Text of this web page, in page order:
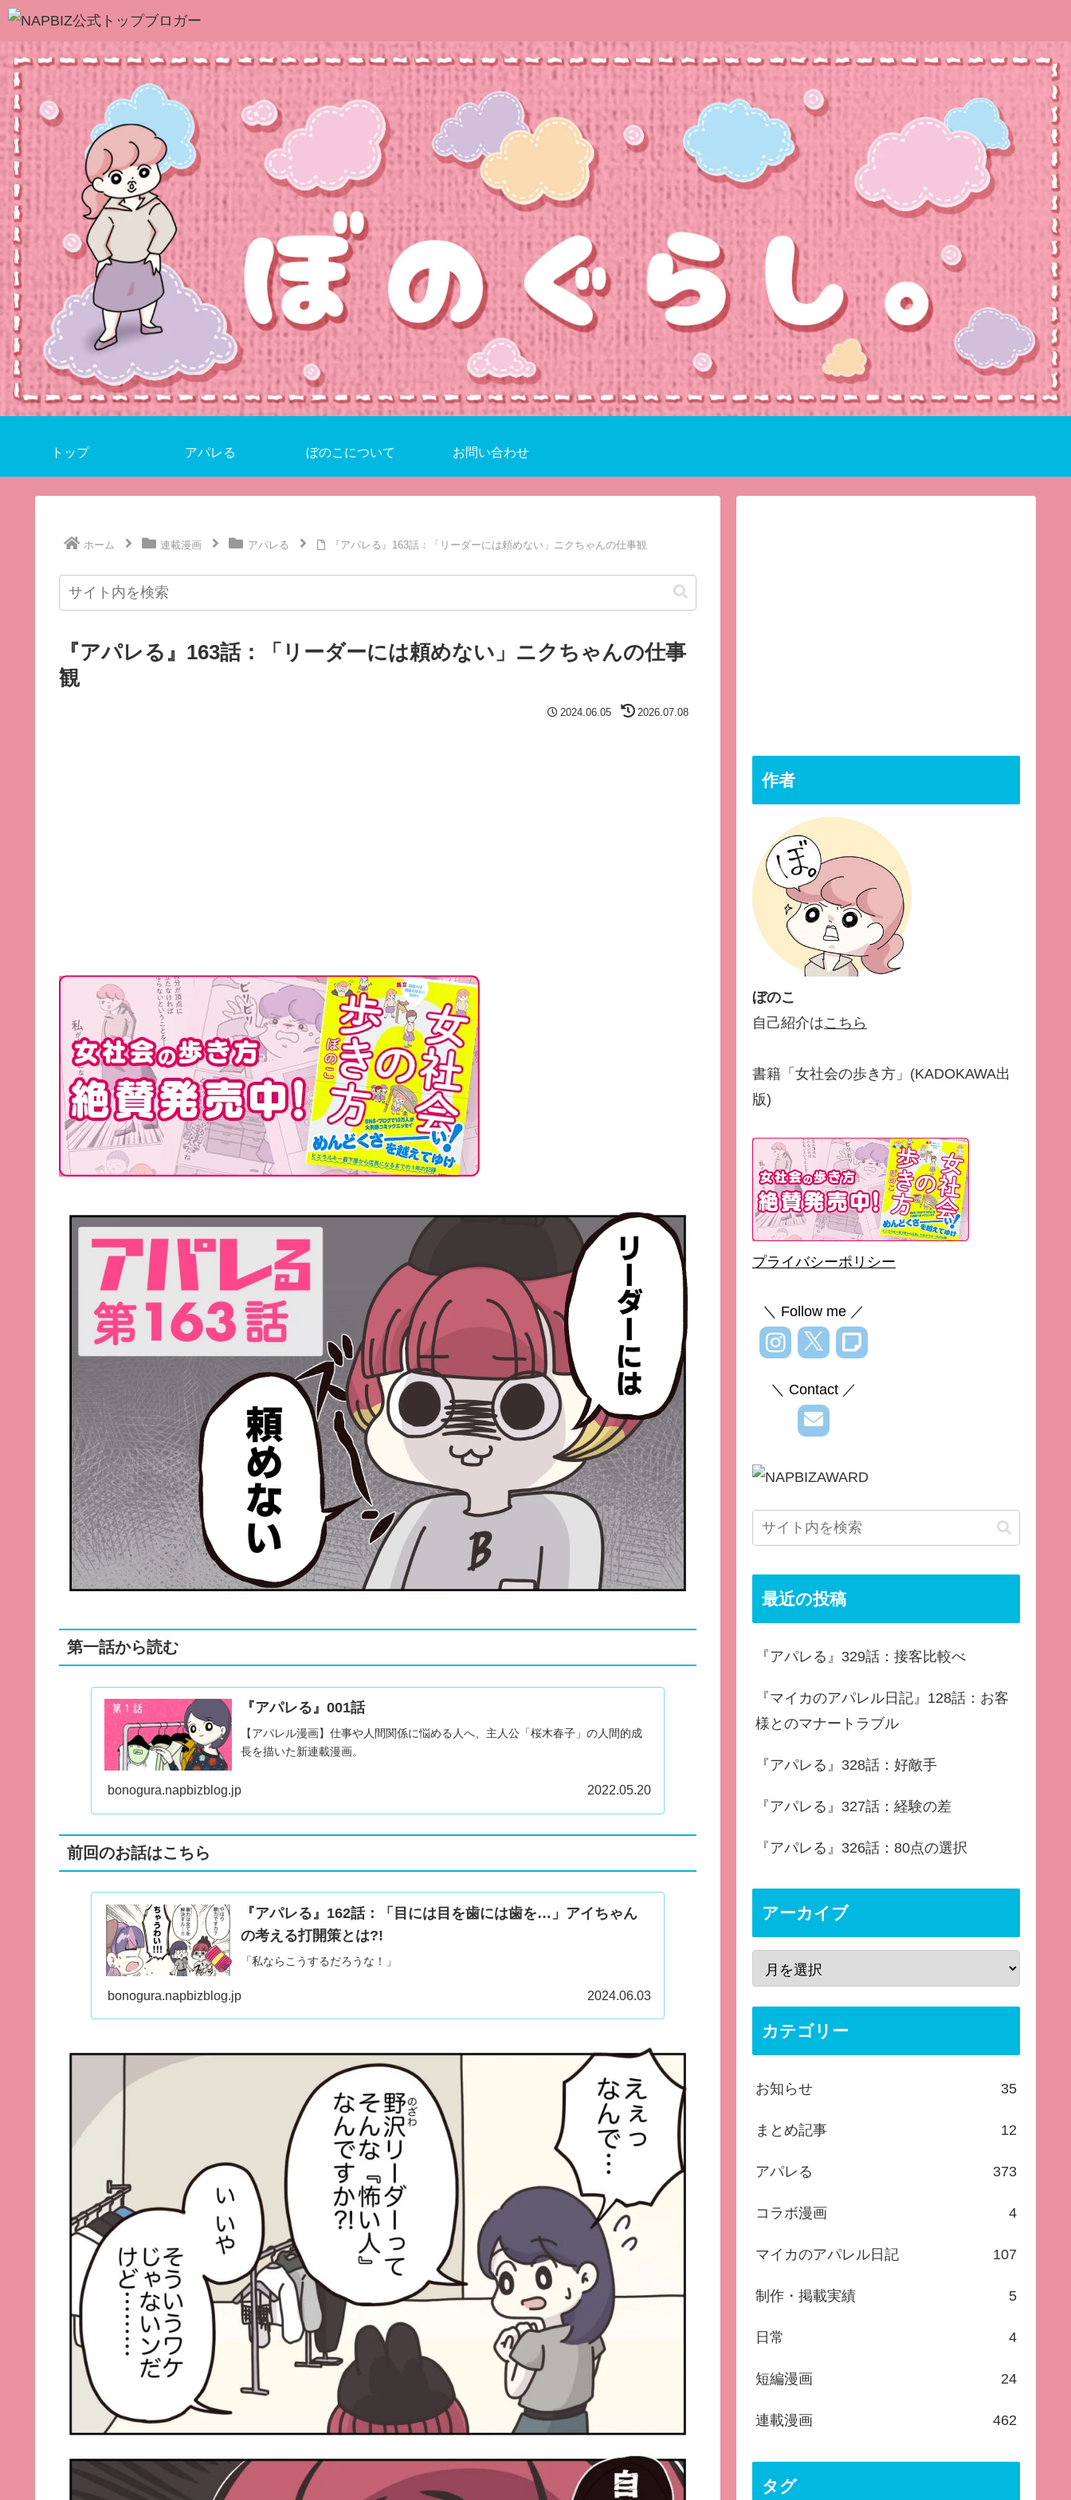
トップ アパレる ぼのこについて お問い合わせ
ホーム 連載漫画 アパレる 『アパレる』163話：「リーダーには頼めない」ニクちゃんの仕事観
『アパレる』163話：「リーダーには頼めない」ニクちゃんの仕事
観
2024.06.05 2026.07.08
第一話から読む
『アパレる』001話
【アパレル漫画】仕事や人間関係に悩める人へ、主人公「桜木春子」の人間的成
長を描いた新連載漫画。
bonogura.napbizblog.jp 2022.05.20
前回のお話はこちら
『アパレる』162話：「目には目を歯には歯を…」アイちゃん
の考える打開策とは?!
「私ならこうするだろうな！」
bonogura.napbizblog.jp 2024.06.03
作者
ぼのこ
自己紹介はこちら
書籍「女社会の歩き方」(KADOKAWA出
版)
プライバシーポリシー
＼ Follow me ／
＼ Contact ／
最近の投稿
『アパレる』329話：接客比較べ
『マイカのアパレル日記』128話：お客
様とのマナートラブル
『アパレる』328話：好敵手
『アパレる』327話：経験の差
『アパレる』326話：80点の選択
アーカイブ
カテゴリー
お知らせ 35
まとめ記事 12
アパレる 373
コラボ漫画 4
マイカのアパレル日記 107
制作・掲載実績 5
日常 4
短編漫画 24
連載漫画 462
タグ